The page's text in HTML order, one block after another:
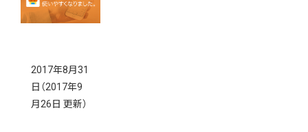
2017年8月31
日 （2017年9
月26日 更新）